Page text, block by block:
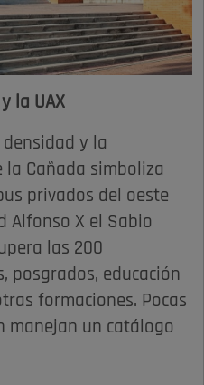
la UAX
y la
la Cañada simboliza
privados del oeste
Alfonso X el Sabio
las 200
posgrados, educación
formaciones. Pocas
manejan un catálogo